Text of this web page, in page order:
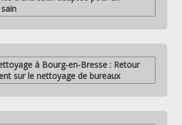
à Bourg-en-Bresse : Retour
sur le nettoyage de bureaux